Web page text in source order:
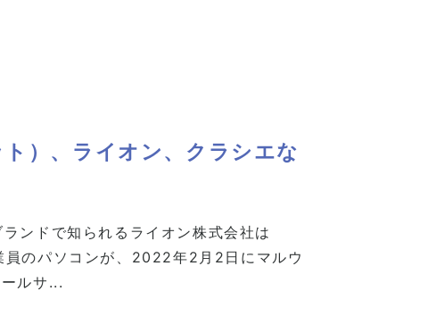
）、ライオン、クラシエな
ンドで知られるライオン株式会社は
のパソコンが、2022年2月2日にマルウ
ルサ...